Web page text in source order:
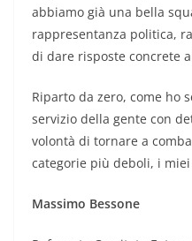
abbiamo già una bella
rappresentanza politica,
di dare risposte concrete
Riparto da zero, come ho
servizio della gente con
volontà di tornare a
categorie più deboli, i
Massimo Bessone